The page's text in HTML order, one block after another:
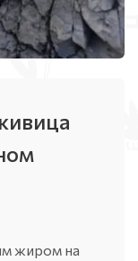
жиром на